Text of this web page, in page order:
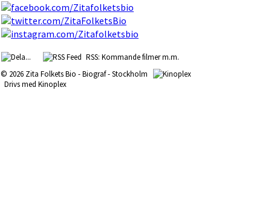
RSS: Kommande filmer m.m.
© 2026 Zita Folkets Bio - Biograf - Stockholm
Drivs med Kinoplex